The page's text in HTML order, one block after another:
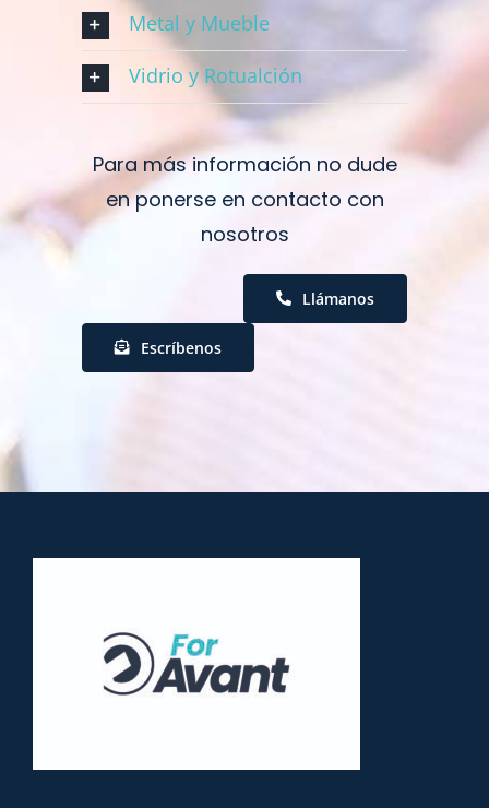
Metal y Mueble
Vidrio y Rotualción
Para más información no dude
en ponerse en contacto con
nosotros
Llámanos
Escríbenos